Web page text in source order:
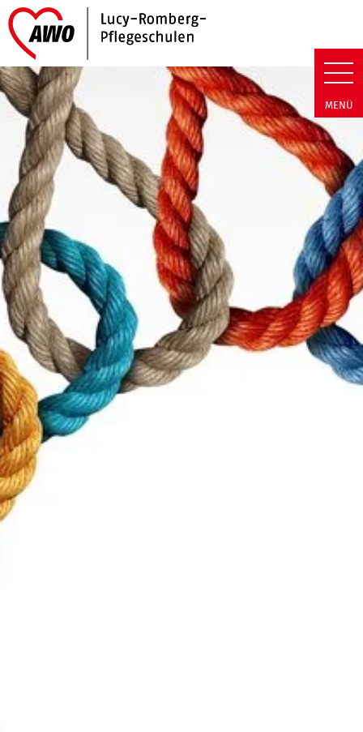
Lucy-Romberg-Pflegeschulen
MENÜ